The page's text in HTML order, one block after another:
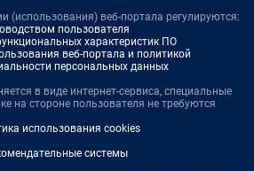
(использования) веб-портала регулируются:
пользователя
характеристик ПО
веб-портала и политикой
персональных данных
в виде интернет-сервиса, специальные
на стороне пользователя не требуются
использования cookies
системы